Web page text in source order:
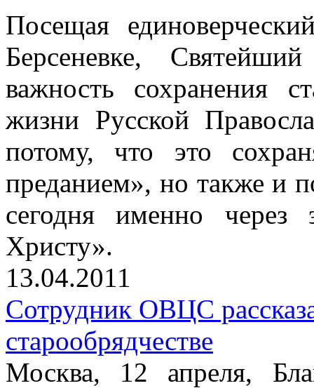
Посещая
Берсеневке,
важность сохранения
жизни Русской
потому, что это
преданием», но также и
сегодня именно через
Христу».
13.04.2011
Сотрудник ОВЦС
старообрядчестве
Москва, 12 апреля,